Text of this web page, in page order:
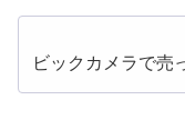
ビックカメラで売